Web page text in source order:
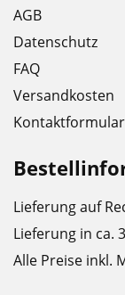
AGB
Datenschutz
FAQ
Versandkosten
Kontaktformular
Lieferung auf
Lieferung in ca.
Alle Preise inkl.